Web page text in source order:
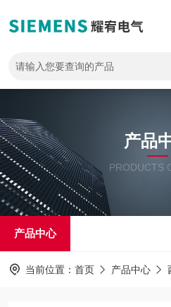
产品
PRODUCTS
产品中心
当前位置： 首页 产品中心